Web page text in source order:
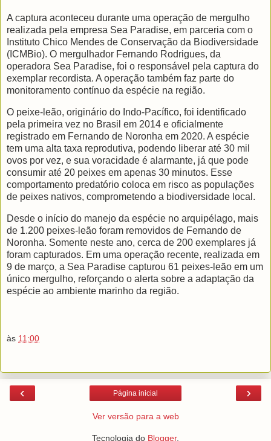
A captura aconteceu durante uma operação de mergulho
realizada pela empresa Sea Paradise, em parceria com o
Instituto Chico Mendes de Conservação da Biodiversidade
(ICMBio). O mergulhador Fernando Rodrigues, da
operadora Sea Paradise, foi o responsável pela captura do
exemplar recordista. A operação também faz parte do
monitoramento contínuo da espécie na região.
O peixe-leão, originário do Indo-Pacífico, foi identificado
pela primeira vez no Brasil em 2014 e oficialmente
registrado em Fernando de Noronha em 2020. A espécie
tem uma alta taxa reprodutiva, podendo liberar até 30 mil
ovos por vez, e sua voracidade é alarmante, já que pode
consumir até 20 peixes em apenas 30 minutos. Esse
comportamento predatório coloca em risco as populações
de peixes nativos, comprometendo a biodiversidade local.
Desde o início do manejo da espécie no arquipélago, mais
de 1.200 peixes-leão foram removidos de Fernando de
Noronha. Somente neste ano, cerca de 200 exemplares já
foram capturados. Em uma operação recente, realizada em
9 de março, a Sea Paradise capturou 61 peixes-leão em um
único mergulho, reforçando o alerta sobre a adaptação da
espécie ao ambiente marinho da região.
às 11:00
‹ ›
Página inicial
Ver versão para a web
Tecnologia do Blogger.